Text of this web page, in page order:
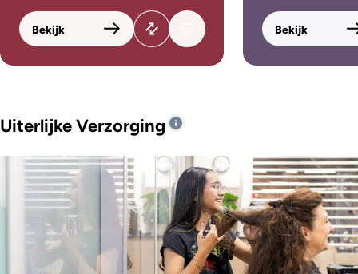
Bekijk Bekijk
Uiterlijke Verzorging